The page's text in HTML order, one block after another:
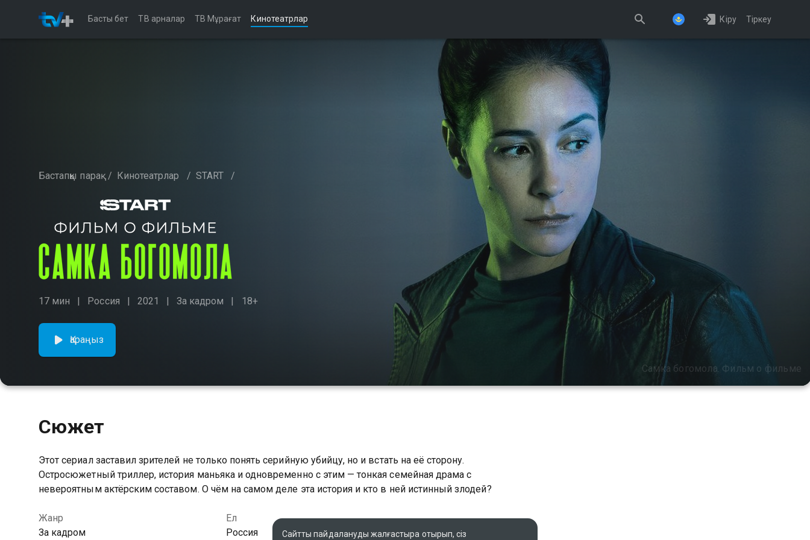
Басты бет ТВ арналар ТВ Мұрағат Кинотеатрлар Кіру Тіркеу
Бастапқы парақ / Кинотеатрлар / START /
17 мин Россия 2021 За кадром 18+
Самка богомола. Фильм о фильме
Қараңыз
Сюжет
Этот сериал заставил зрителей не только понять серийную убийцу, но и встать на её сторону.
Остросюжетный триллер, история маньяка и одновременно с этим — тонкая семейная драма с
невероятным актёрским составом. О чём на самом деле эта история и кто в ней истинный злодей?
Жанр
За кадром
Ел
Россия
Сайтты пайдалануды жалғастыра отырып, сіз